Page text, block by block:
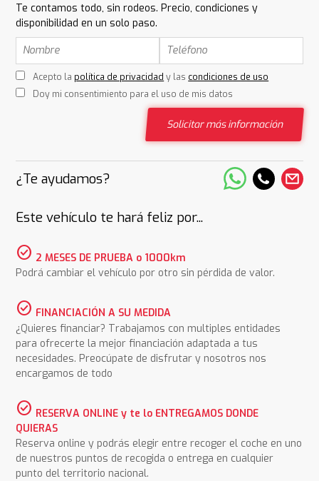
Te contamos todo, sin rodeos. Precio, condiciones y
disponibilidad en un solo paso.
Acepto la política de privacidad y las condiciones de uso
Doy mi consentimiento para el uso de mis datos
Solicitar más información
¿Te ayudamos?
Este vehículo te hará feliz por...
check_circle 2 MESES DE PRUEBA o 1000km
Podrá cambiar el vehículo por otro sin pérdida de valor.
check_circle FINANCIACIÓN A SU MEDIDA
¿Quieres financiar? Trabajamos con multiples entidades
para ofrecerte la mejor financiación adaptada a tus
necesidades. Preocúpate de disfrutar y nosotros nos
encargamos de todo
check_circle RESERVA ONLINE y te lo ENTREGAMOS DONDE
QUIERAS
Reserva online y podrás elegir entre recoger el coche en uno
de nuestros puntos de recogida o entrega en cualquier
punto del territorio nacional.